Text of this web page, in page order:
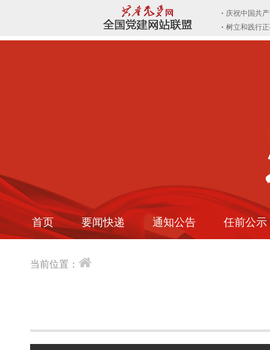
首页 要闻快递 通知公告 任前公示
当前位置：